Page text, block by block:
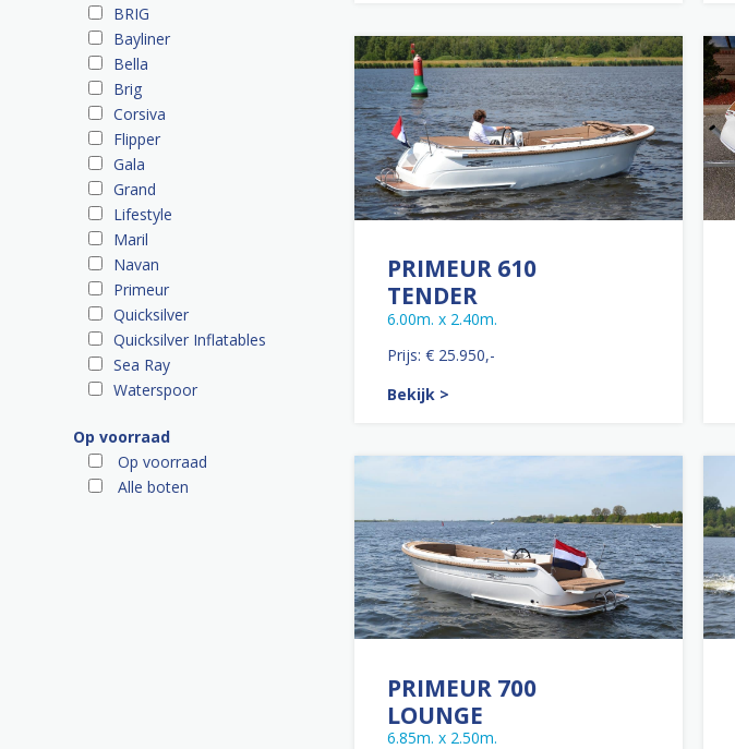
BRIG
Bayliner
Bella
Brig
Corsiva
Flipper
Gala
Grand
Lifestyle
Maril
Navan
Primeur
Quicksilver
Quicksilver Inflatables
Sea Ray
Waterspoor
Op voorraad
Op voorraad
Alle boten
PRIMEUR 610
TENDER
6.00m. x 2.40m.
Prijs: € 25.950,-
Bekijk >
PRIMEUR 700
LOUNGE
6.85m. x 2.50m.